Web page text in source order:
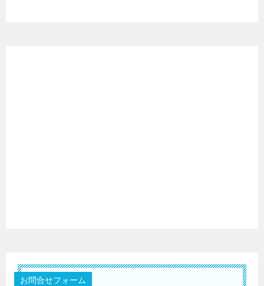
お問合せフォーム